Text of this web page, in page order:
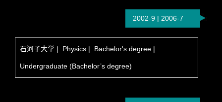
2002-9 | 2006-7
石河子大学 | Physics | Bachelor's degree |
Undergraduate (Bachelor’s degree)